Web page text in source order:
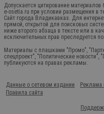
Допускается цитирование материалов
e-osetia.ru при условии размещения в
Сайт города Владикавказ. Для
прямой, открытой для поисковых
ниже второго абзаца в тексте или в
исключительных прав преследуется по
Материалы с плашками "Промо",
спецпроект", "Политические новости",
публикуются на правах рекламы.
Данные о сетевом издании Реклама
Правила сайта